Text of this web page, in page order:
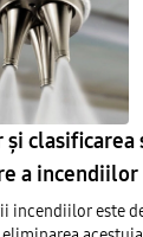
clasificarea
a incendiilor
incendiilor este